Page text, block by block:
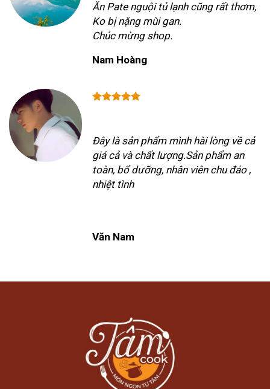
Ăn Pate nguội tủ lạnh cũng rất thơm,
Ko bị nặng mùi gan.
Chúc mừng shop.
Nam Hoàng
Đây là sản phẩm mình hài lòng về cả
giá cả và chất lượng.Sản phẩm an
toàn, bổ dưỡng, nhân viên chu đáo ,
nhiệt tình
Văn Nam